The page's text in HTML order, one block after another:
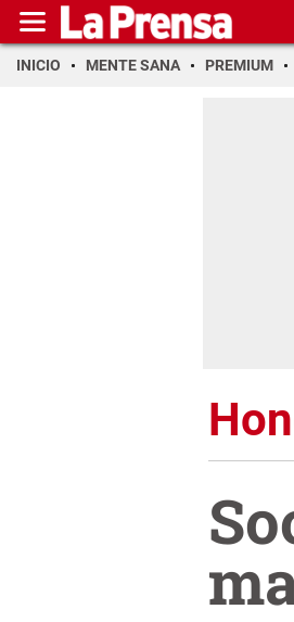
INICIO MENTE SANA PREMIUM